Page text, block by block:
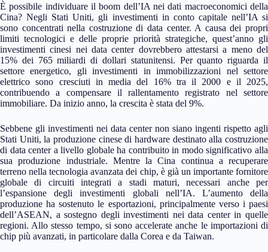
È possibile individuare il boom dell’IA nei dati macroeconomici della
Cina? Negli Stati Uniti, gli investimenti in conto capitale nell’IA si
sono concentrati nella costruzione di data center. A causa dei propri
limiti tecnologici e delle proprie priorità strategiche, quest’anno gli
investimenti cinesi nei data center dovrebbero attestarsi a meno del
15% dei 765 miliardi di dollari statunitensi. Per quanto riguarda il
settore energetico, gli investimenti in immobilizzazioni nel settore
elettrico sono cresciuti in media del 16% tra il 2000 e il 2025,
contribuendo a compensare il rallentamento registrato nel settore
immobiliare. Da inizio anno, la crescita è stata del 9%.
Sebbene gli investimenti nei data center non siano ingenti rispetto agli
Stati Uniti, la produzione cinese di hardware destinato alla costruzione
di data center a livello globale ha contribuito in modo significativo alla
sua produzione industriale. Mentre la Cina continua a recuperare
terreno nella tecnologia avanzata dei chip, è già un importante fornitore
globale di circuiti integrati a stadi maturi, necessari anche per
l’espansione degli investimenti globali nell’IA. L’aumento della
produzione ha sostenuto le esportazioni, principalmente verso i paesi
dell’ASEAN, a sostegno degli investimenti nei data center in quelle
regioni. Allo stesso tempo, si sono accelerate anche le importazioni di
chip più avanzati, in particolare dalla Corea e da Taiwan.